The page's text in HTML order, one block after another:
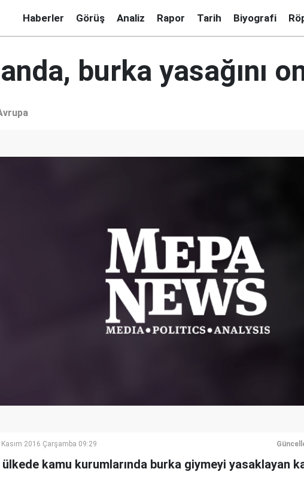
Haberler Görüş Analiz Rapor Tarih Biyografi
burka yasağını
Kasım 2016 Çarşamba 09:29
kamu kurumlarında burka giymeyi yasaklayan